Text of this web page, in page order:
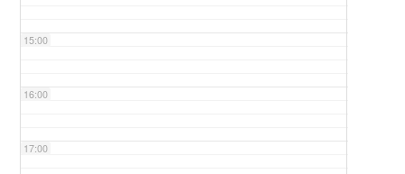
15:00
16:00
17:00